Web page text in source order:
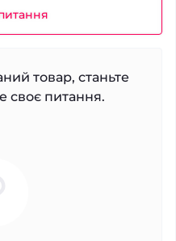
товар, станьте
своє питання.